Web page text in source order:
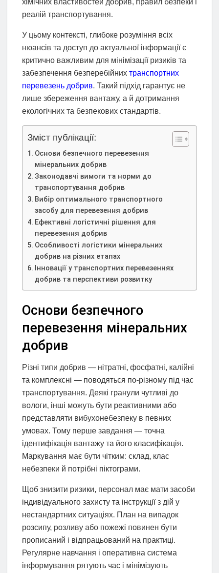
хімічних властивостей добрив, правил безпеки і
реалій транспортування.
У цьому контексті, глибоке розуміння всіх
нюансів та доступ до актуальної інформації є
критично важливим для мінімізації ризиків та
забезпечення безперебійних транспортних
перевезень добрив. Такий підхід гарантує не
лише збереження вантажу, а й дотримання
екологічних та безпекових стандартів.
Зміст публікації:
Основи безпечного перевезення
мінеральних добрив
Законодавчі вимоги та норми до
транспортування добрив
Вибір оптимального транспортного
засобу для перевезення добрив
Ефективні логістичні рішення для
перевезення добрив
Особливості логістики мінеральних
добрив на різних етапах
Інновації у транспортних перевезеннях
добрив та перспективи розвитку
Основи безпечного
перевезення мінеральних
добрив
Різні типи добрив — нітратні, фосфатні, калійні
та комплексні — поводяться по-різному під час
транспортування. Деякі гранули чутливі до
вологи, інші можуть бути реактивними або
представляти вибухонебезпеку в певних
умовах. Тому перше завдання — точна
ідентифікація вантажу та його класифікація.
Маркування має бути чітким: склад, клас
небезпеки й потрібні піктограми.
Щоб знизити ризики, персонал має мати засоби
індивідуального захисту та інструкції з дій у
нестандартних ситуаціях. План на випадок
розсипу, розливу або пожежі повинен бути
прописаний і відпрацьований на практиці.
Регулярне навчання і оперативна система
інформування рятують час і мінімізують